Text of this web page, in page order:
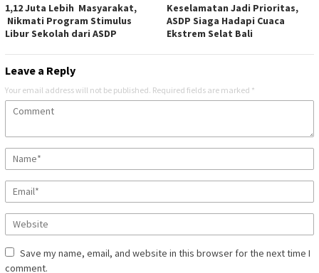
1,12 Juta Lebih Masyarakat,
Nikmati Program Stimulus
Libur Sekolah dari ASDP
Keselamatan Jadi Prioritas,
ASDP Siaga Hadapi Cuaca
Ekstrem Selat Bali
Leave a Reply
Your email address will not be published. Required fields are marked *
Save my name, email, and website in this browser for the next time I
comment.